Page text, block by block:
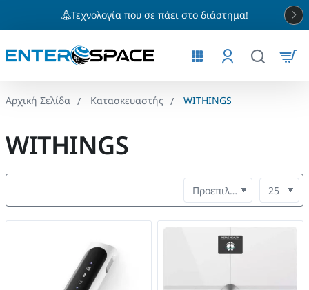
Τεχνολογία που σε πάει στο διάστημα!
Κατασκευαστής WITHINGS
WITHINGS